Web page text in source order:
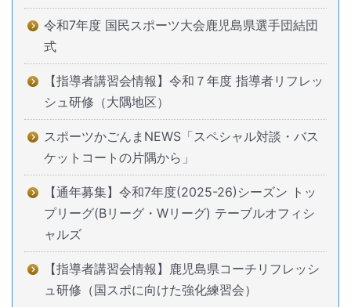
令和7年度 国民スポーツ大会鹿児島県選手団結団
式
【指導者講習会情報】令和７年度 指導者リフレッ
シュ研修（大隅地区）
スポーツかごんまNEWS「スペシャル対談・バス
ケットコートの片隅から」
【通年募集】令和7年度(2025-26)シーズン トッ
プリーグ(Bリーグ・Wリーグ) テーブルオフィシ
ャルズ
【指導者講習会情報】鹿児島県コーチリフレッシ
ュ研修（国スポに向けた強化練習会）